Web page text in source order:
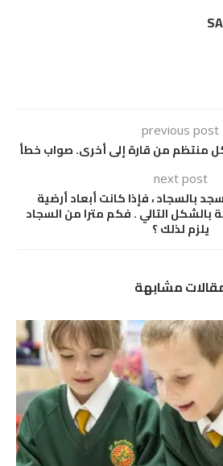
previous post
منتظم من قارة إلى أخرى. صواب خطأ
next post
بالسجاد ، فإذا كانت أبعاد أرضية
التالي . فكم مترا من السجاد
يلزم لذلك ؟
مشابهة